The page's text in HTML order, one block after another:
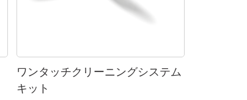
ワンタッチクリーニングシステム
キット